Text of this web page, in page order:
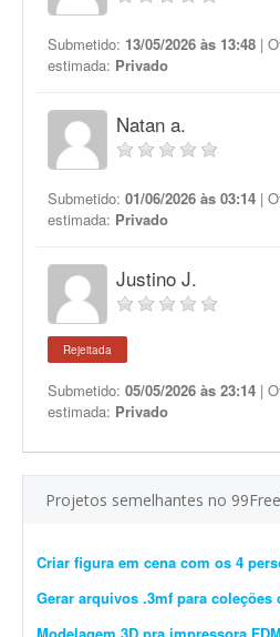
Submetido: 13/05/2026 às 13:48 |
estimada: Privado
Natan a.
Submetido: 01/06/2026 às 03:14 |
estimada: Privado
Justino J.
Rejeitada
Submetido: 05/05/2026 às 23:14 |
estimada: Privado
Projetos semelhantes no
Criar figura em cena com os 4